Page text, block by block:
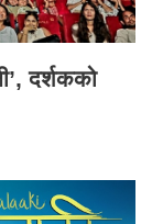
दर्शकको